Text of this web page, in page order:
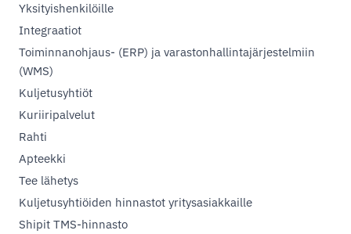
Yksityishenkilöille
Integraatiot
Toiminnanohjaus- (ERP) ja varastonhallintajärjestelmiin
(WMS)
Kuljetusyhtiöt
Kuriiripalvelut
Rahti
Apteekki
Tee lähetys
Kuljetusyhtiöiden hinnastot yritysasiakkaille
Shipit TMS-hinnasto